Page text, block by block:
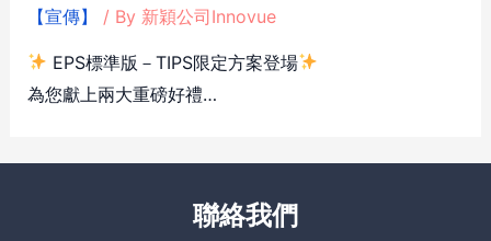
【宣傳】 / By 新穎公司Innovue
EPS標準版－TIPS限定方案登場
為您獻上兩大重磅好禮…
聯絡我們